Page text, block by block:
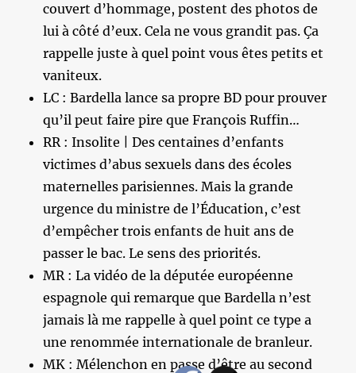
couvert d’hommage, postent des photos de
lui à côté d’eux. Cela ne vous grandit pas. Ça
rappelle juste à quel point vous êtes petits et
vaniteux.
LC : Bardella lance sa propre BD pour prouver
qu’il peut faire pire que François Ruffin…
RR : Insolite | Des centaines d’enfants
victimes d’abus sexuels dans des écoles
maternelles parisiennes. Mais la grande
urgence du ministre de l’Éducation, c’est
d’empêcher trois enfants de huit ans de
passer le bac. Le sens des priorités.
MR : La vidéo de la députée européenne
espagnole qui remarque que Bardella n’est
jamais là me rappelle à quel point ce type a
une renommée internationale de branleur.
MK : Mélenchon en passe d’être au second